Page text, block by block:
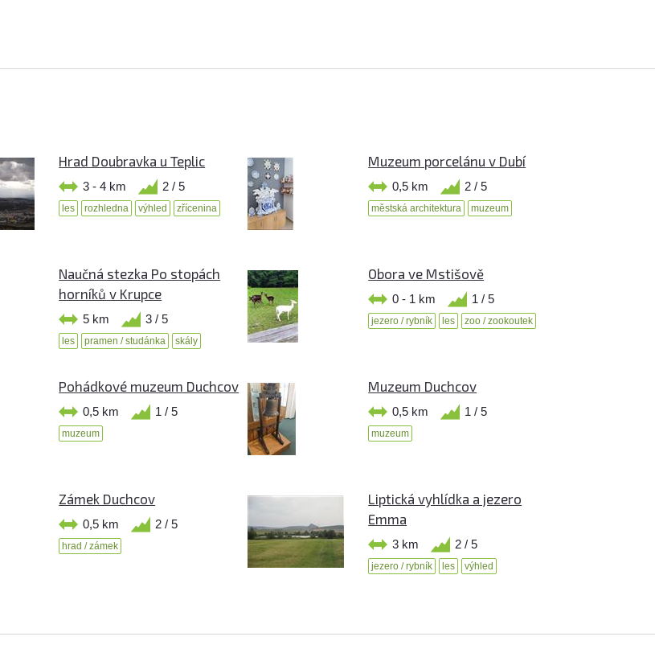
Hrad Doubravka u Teplic
3 - 4 km 2 / 5
les rozhledna výhled zřícenina
Muzeum porcelánu v Dubí
0,5 km 2 / 5
městská architektura muzeum
Naučná stezka Po stopách
horníků v Krupce
5 km 3 / 5
les pramen / studánka skály
Obora ve Mstišově
0 - 1 km 1 / 5
jezero / rybník les zoo / zookoutek
Pohádkové muzeum Duchcov
0,5 km 1 / 5
muzeum
Muzeum Duchcov
0,5 km 1 / 5
muzeum
Zámek Duchcov
0,5 km 2 / 5
hrad / zámek
Liptická vyhlídka a jezero
Emma
3 km 2 / 5
jezero / rybník les výhled